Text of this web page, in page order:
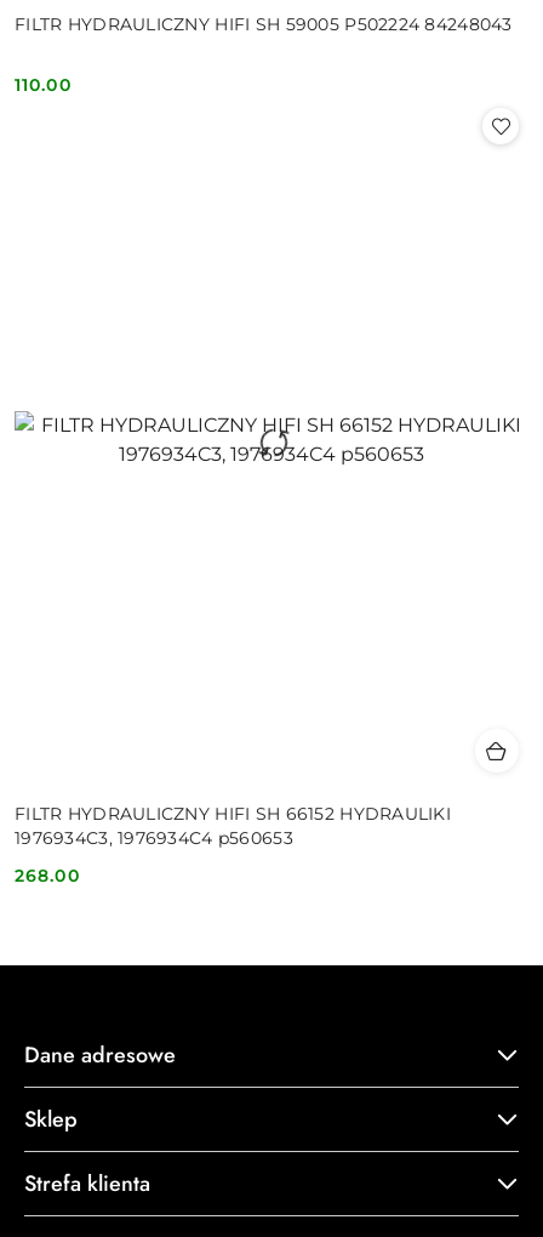
FILTR HYDRAULICZNY HIFI SH 59005 P502224 84248043
Cena:
110.00
FILTR HYDRAULICZNY HIFI SH 66152 HYDRAULIKI
1976934C3, 1976934C4 p560653
Cena:
268.00
Dane adresowe
Sklep
Strefa klienta